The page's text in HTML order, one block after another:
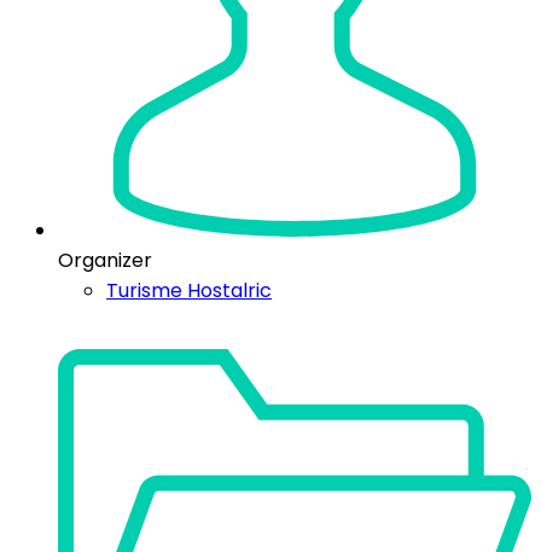
Organizer
Turisme Hostalric